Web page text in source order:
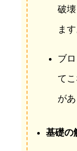
破
ます
ブ
て
があ
基礎の